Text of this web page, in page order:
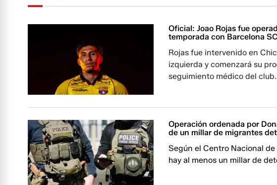
Oficial: Joao Rojas fue
temporada con Barcelona SC
Rojas fue intervenido en
izquierda y comenzará su
seguimiento médico del
Operación ordenada por
de un millar de migrantes
Según el Centro Nacional
hay al menos un millar de